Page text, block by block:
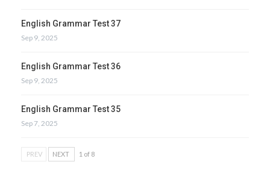
English Grammar Test 37
Sep 9, 2025
English Grammar Test 36
Sep 9, 2025
English Grammar Test 35
Sep 7, 2025
PREV NEXT 1 of 8